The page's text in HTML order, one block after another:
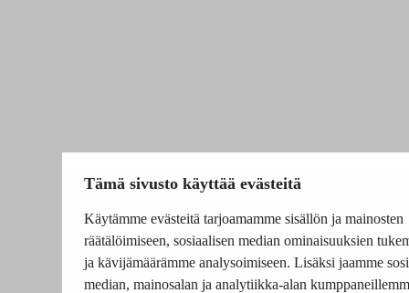
Tämä sivusto käyttää evästeitä
Käytämme evästeitä tarjoamamme sisällön ja mainosten
räätälöimiseen, sosiaalisen median ominaisuuksien
ja kävijämäärämme analysoimiseen. Lisäksi jaamme
median, mainosalan ja analytiikka-alan